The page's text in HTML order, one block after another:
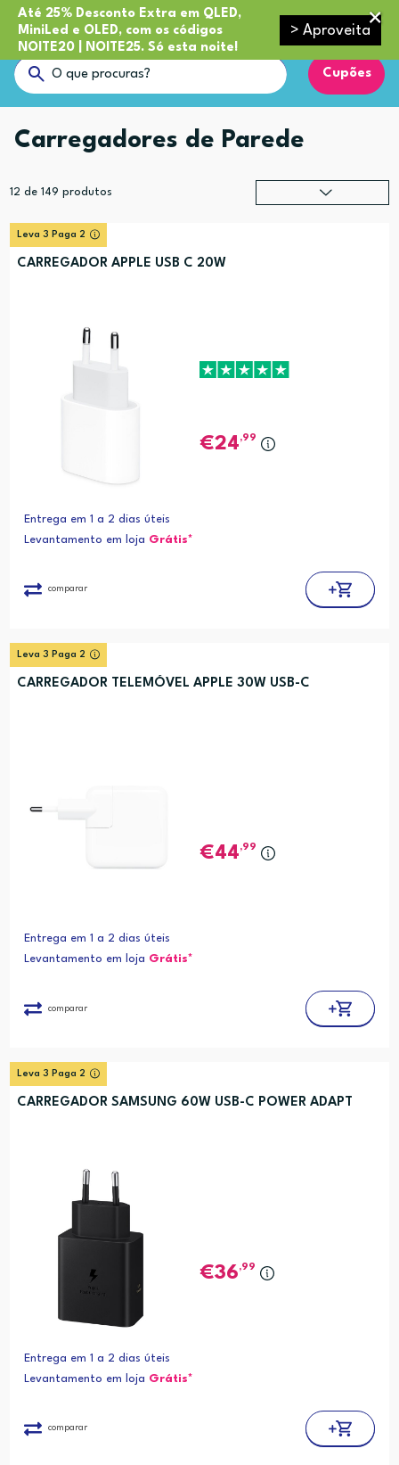
Até 25% Desconto Extra em QLED,
MiniLed e OLED, com os códigos
NOITE20 | NOITE25. Só esta noite!
> Aproveita
Cupões
Carregadores de Parede
12 de 149 produtos
Leva 3 Paga 2
CARREGADOR APPLE USB C 20W
24,99
Entrega em 1 a 2 dias úteis
Levantamento em loja Grátis*
comparar
Leva 3 Paga 2
CARREGADOR TELEMÓVEL APPLE 30W USB-C
44,99
Entrega em 1 a 2 dias úteis
Levantamento em loja Grátis*
comparar
Leva 3 Paga 2
CARREGADOR SAMSUNG 60W USB-C POWER ADAPT
36,99
Entrega em 1 a 2 dias úteis
Levantamento em loja Grátis*
comparar